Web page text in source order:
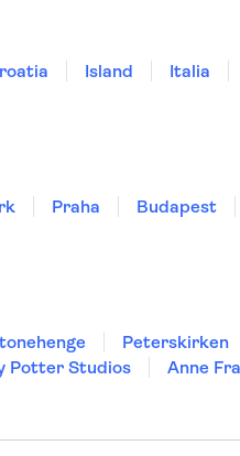
Island Italia
Praha Budapest
Peterskirken
Potter Studios Anne